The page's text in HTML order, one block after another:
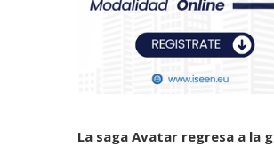
La saga Avatar regresa a la